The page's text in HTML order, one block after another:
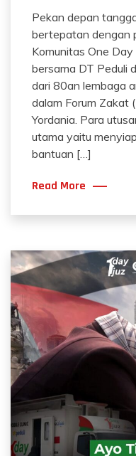
Pekan depan
bertepatan dengan
Komunitas One Day
bersama DT Peduli
dari 80an lembaga
dalam Forum Zakat
Yordania. Para
utama yaitu
bantuan […]
Read More